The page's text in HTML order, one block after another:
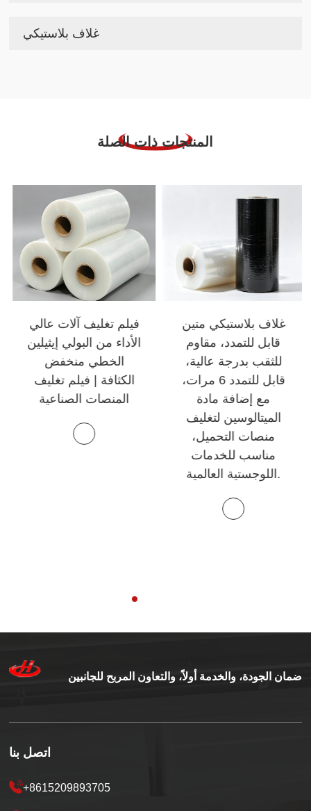
غلاف بلاستيكي
المنتجات ذات الصلة
فيلم تغليف آلات عالي
الأداء من البولي إيثيلين
الخطي منخفض
الكثافة | فيلم تغليف
المنصات الصناعية
غلاف بلاستيكي متين
قابل للتمدد، مقاوم
للثقب بدرجة عالية،
قابل للتمدد 6 مرات،
مع إضافة مادة
الميتالوسين لتغليف
منصات التحميل،
مناسب للخدمات
اللوجستية العالمية.
ضمان الجودة، والخدمة أولاً، والتعاون المربح للجانبين
اتصل بنا
+8615209893705